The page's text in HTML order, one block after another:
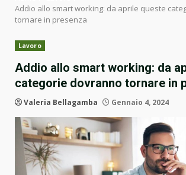
Addio allo smart working: da aprile queste
tornare in presenza
Lavoro
Addio allo smart working: da
categorie dovranno tornare in
Valeria Bellagamba Gennaio 4, 2024